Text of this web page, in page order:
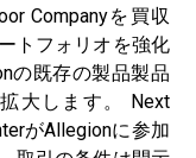
Companyを買収
トフォリオを強化
の既存の製品製品
大します。 Next
がAllegionに参加